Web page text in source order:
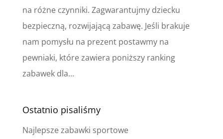
na różne czynniki. Zagwarantujmy dziecku
bezpieczną, rozwijającą zabawę. Jeśli brakuje
nam pomysłu na prezent postawmy na
pewniaki, które zawiera poniższy ranking
zabawek dla...
Ostatnio pisaliśmy
Najlepsze zabawki sportowe